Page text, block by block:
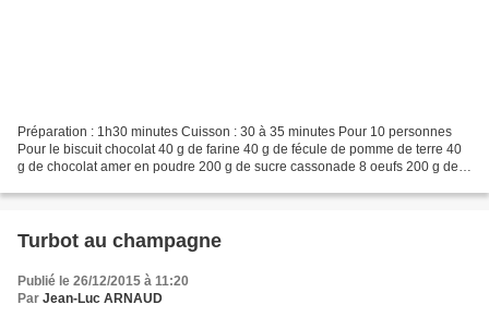
Préparation : 1h30 minutes Cuisson : 30 à 35 minutes Pour 10 personnes
Pour le biscuit chocolat 40 g de farine 40 g de fécule de pomme de terre 40
g de chocolat amer en poudre 200 g de sucre cassonade 8 oeufs 200 g de
Turbot au champagne
Publié le 26/12/2015 à 11:20
Par Jean-Luc ARNAUD